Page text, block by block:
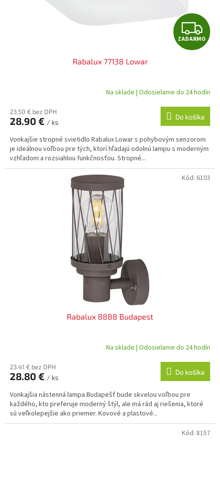
Z
A
A
R
M
O
ZADARMO
Rabalux 77138 Lowar
Na sklade | Odosielame do 24 hodín
23.50 € bez DPH
28.90 € / ks
Do košíka
Vonkajšie stropné svietidlo Rabalux Lowar s pohybovým senzorom
je ideálnou voľbou pre tých, ktorí hľadajú odolnú lampu s moderným
vzhľadom a rozsiahlou funkčnosťou. Stropné...
Rabalux 8888 Budapest
Na sklade | Odosielame do 24 hodín
23.41 € bez DPH
28.80 € / ks
Do košíka
Vonkajšia nástenná lampa Budapešť bude skvelou voľbou pre
každého, kto preferuje moderný štýl, ale má rád aj riešenia, ktoré
sú veľkolepejšie ako priemer. Kovové a plastové...
Kód: 6103
Kód: 8157